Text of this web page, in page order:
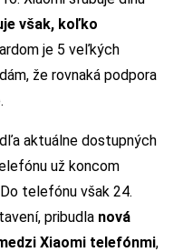
však, koľko
je 5 veľkých
že rovnaká podpora
aktuálne dostupných
už koncom
telefónu však 24.
pribudla nová
Xiaomi telefónmi,